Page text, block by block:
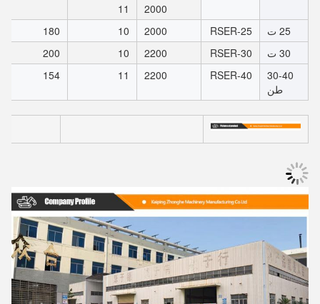
2000
11
25 ت
RSER-25
2000
10
180
30 ت
RSER-30
2200
10
200
30-40
طن
RSER-40
2200
11
154